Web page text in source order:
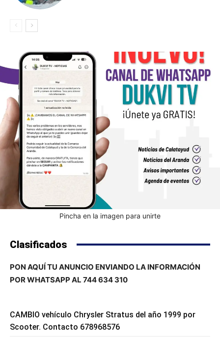
Pincha en la imagen para unirte
Clasificados
PON AQUÍ TU ANUNCIO ENVIANDO LA INFORMACIÓN
POR WHATSAPP AL 744 634 310
CAMBIO vehículo Chrysler Stratus del año 1999 por
Scooter. Contacto 678968576